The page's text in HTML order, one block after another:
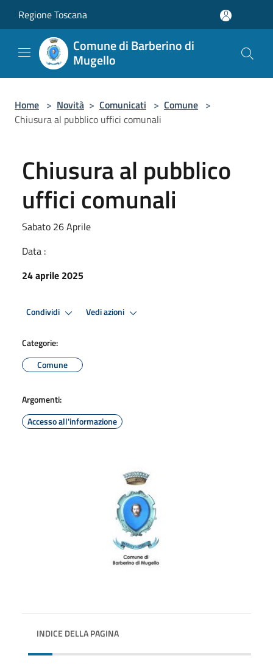
Regione Toscana
Comune di Barberino di
Mugello
Home > Novità > Comunicati > Comune >
Chiusura al pubblico uffici comunali
Chiusura al pubblico
uffici comunali
Sabato 26 Aprile
Data :
24 aprile 2025
Condividi Vedi azioni
Categorie:
Comune
Argomenti:
Accesso all'informazione
INDICE DELLA PAGINA